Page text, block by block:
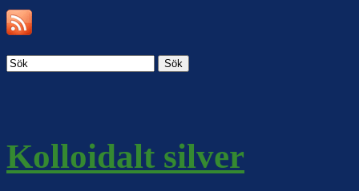
Sök
Kolloidalt silver